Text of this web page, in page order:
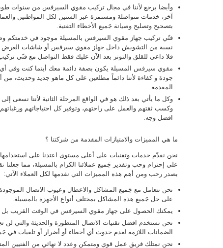
وأيضا يرجع لأننا في مجال تركيب مقوي السيرفس من سنوات
آخر، خدمات متواصلة ومستمرة عبر السنين لكل المواطنين
بتصحيح وتصليح وصيانة جَميع الأخطاء التقنية.
فنّي تركيب جهاز مقوي السيرفس بالمسيلة موجود في خدمتكم
نسبة من التشويش داخل جهاز مقوي سيرفس أو شاشات العرض أو
فلا داعي للقلق والتوتر بعد الآن عليك فقط التواصل مع فنّي
مقوي سيرفس المسيلة يكون بصفة دائمة معك أينما كنت وفي
جودة و كفاءة لأننا دائماً مطلعين على كل ماهو جديد وحديث، من
المقدمة.
وكل ما يأتي بعد ذلك هو في الواقع المرحلة الثانية لأننا نسعى
وكسب ثقتهم والعمل على راحتهم، وتوفير كل احتياجاتهم
افضل وجه.
ما هي المميزات والامتيازات المقدمة من شركتنا ؟
نحن نقدّم خدمات وتقنيات على أعلى مستوى اعتدنا على
علي إحترام وحب وتقدير جَميع عملائنا الكرام بالمسيلة، مما جعلنا
بصدر رحب ومن أهم هذه المميزات التي نقدمها لكل العملاء الآتي:
نحن نتعامل مع جَميع المشاكل والاعطال وعيوب الاتصال
على حل جَميع هذه المشاكل بمختلف أنواع الأجهزة بالمسيلة.
يمكنك الحصول على جهاز مقوي السيرفس في الوقت القريب بل
نحن نستخدم افضل تقنيات الاتصال المتطورة والحديثة والتي
الضمانات اللازمة لعدم حدوث أي أخطاء أو أضرار أو تلفيات في
نحن نمتلك فريق عمل قوي ومتمكن وعدد لا نهائي من الفنيين